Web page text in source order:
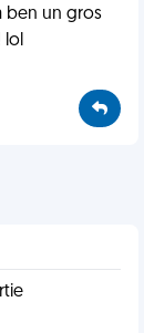
ben un gros